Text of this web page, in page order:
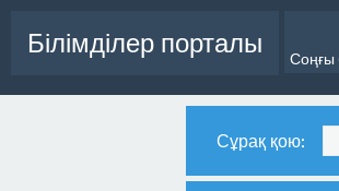
Білімділер порталы
Соңғы
Сұрақ қою: